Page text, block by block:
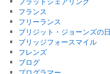
フランス
フリーランス
ブリジット・ジョーンズの
ブリッジフォースマイル
フレンズ
ブログ